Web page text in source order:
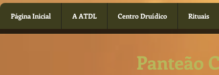
Página Inicial A ATDL Centro Druídico Rituais
Panteão